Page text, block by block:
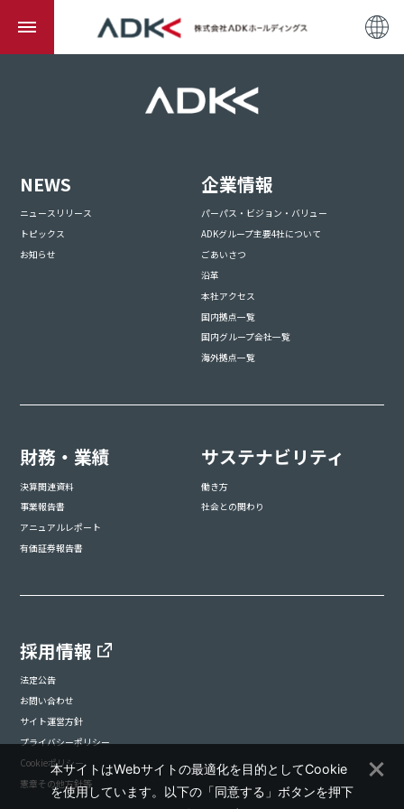
NEWS
ニュースリリース
トピックス
お知らせ
企業情報
パーパス・ビジョン・バリュー
ADKグループ主要4社について
ごあいさつ
沿革
本社アクセス
国内拠点一覧
国内グループ会社一覧
海外拠点一覧
財務・業績
決算関連資料
事業報告書
アニュアルレポート
有価証券報告書
サステナビリティ
働き方
社会との関わり
採用情報
法定公告
お問い合わせ
サイト運営方針
プライバシーポリシー
Cookieポリシー
憲章その他方針等
本サイトはWebサイトの最適化を目的としてCookie
を使用しています。以下の「同意する」ボタンを押下